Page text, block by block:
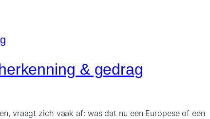
& gedrag
vraagt zich vaak af: was dat nu een Europese of een